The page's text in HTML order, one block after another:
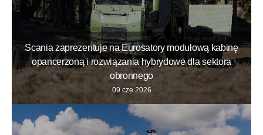
Scania zaprezentuje na Eurosatory modułową kabinę
opancerzoną i rozwiązania hybrydowe dla sektora
obronnego
09 cze 2026